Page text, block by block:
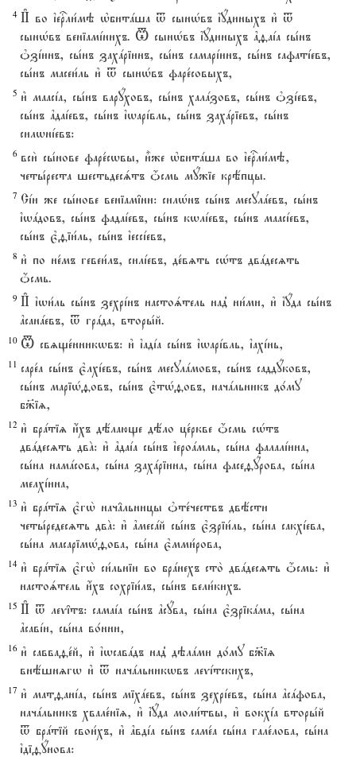
4 И# во їеrли1мэ њбитaша t сынHвъ їyдиныхъ и3 t
сынHвъ веніамjнихъ. T сынHвъ їyдиныхъ ґfаjа сы1нъ
nзjинъ, сы1нъ захaріинъ, сы1нъ самарjинъ, сы1нъ сафатjевъ,
сы1нъ масеи1ль и3 t сынHвъ фаре1совыхъ,
5 и3 маасjа, сы1нъ варyховъ, сы1нъ халaзовъ, сы1нъ nзjевъ,
сы1нъ ґдаjевъ, сы1нъ їwарjвль, сы1нъ захaріевъ, сы1нъ
силwнjевъ:
6 вси2 сы1нове фаре1сwвы, и5же њбитaша во їеrли1мэ,
четы1реста шестьдесsтъ џсмь мyжіе крёпцы.
7 Сjи же сы1нове веніам‡ни: силHнъ сы1нъ месулaевъ, сы1нъ
їwaдовъ, сы1нъ фадаjевъ, сы1нъ кwлjевъ, сы1нъ маасjевъ,
сы1нъ є3fіи1ль, сы1нъ їессjевъ,
8 и3 по не1мъ гевеи1лъ, силjевъ, де1вzть сHтъ двaдесzть
џсмь.
9 И# їwи1ль сы1нъ зехрjнъ настоsтель над8 ни1ми, и3 їyда сы1нъ
ґсанaевъ, t грaда, вторы1й.
10 T свzще1нникwвъ: и3 їадjа сы1нъ їwарjвль, їахjнь,
11 саре1а сы1нъ є3лхjевъ, сы1нъ месулaмовъ, сы1нъ саддyковъ,
сы1нъ маріHfовъ, сы1нъ є3тHfовъ, начaльникъ до1му
б9іz,
12 и3 брaтіz и4хъ дёлающе дёло це1ркве џсмь сHтъ
двaдесzть двA: и3 ґдаjа сы1нъ їероaмль, сы1на фалалjина,
сы1на намaсова, сы1на захaріина, сы1на фасеfyрова, сы1на
мелхjина,
13 и3 брaтіz є3гw2 нач†льницы nте1чествъ двёсти
четы1редесzть двA: и3 ґмесaй сы1нъ є3зріи1ль, сы1на сакхjева,
сы1на масарімHfова, сы1на є3мми1рова,
14 и3 брaтіz є3гw2 си1льніи во брaнехъ сто2 двaдесzть џсмь: и3
настоsтель и4хъ сохріи1лъ, сы1нъ вели1кихъ.
15 И# t леv‡тъ: самаjа сы1нъ ґсyва, сы1на є3зрікaма, сы1на
ґсавjи, сы1на во1нни,
16 и3 савваfе1й, и3 їwсавaдъ над8 дэлaми до1му б9іz
внёшнzгw и3 t начaльникwвъ леvjтскихъ,
17 и3 матfанjа, сы1нъ міхaевъ, сы1нъ зехрjевъ, сы1на ґсaфова,
начaльникъ хвале1ніz, и3 їyда моли1твы, и3 вокхjа вторы1й
t брaтій свои1хъ, и3 ґвдjа сы1нъ саме1а сы1на гале1лова, сы1на
їдіfyнова: